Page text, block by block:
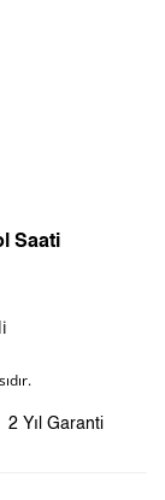
Saati
2 Yıl Garanti